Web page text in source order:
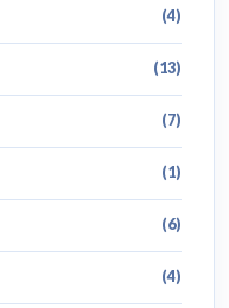
(4)
(13)
(7)
(1)
(6)
(4)